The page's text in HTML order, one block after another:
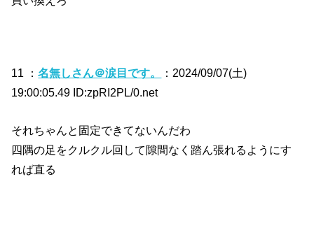
11 ：名無しさん＠涙目です。
：2024/09/07(土)
19:00:05.49 ID:zpRI2PL/0.net
それちゃんと固定できてないんだわ
四隅の足をクルクル回して隙間なく踏ん張れるようにす
れば直る